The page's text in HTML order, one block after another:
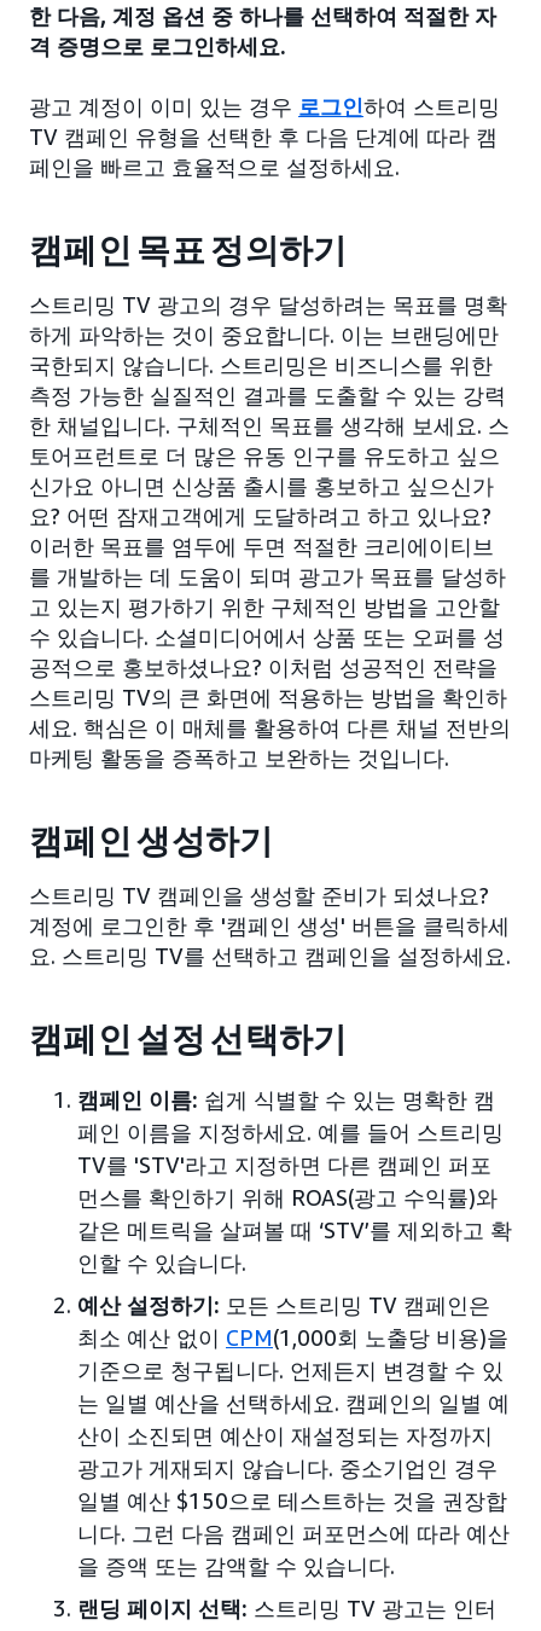
한 다음, 계정 옵션 중 하나를 선택하여 적절한 자
격 증명으로 로그인하세요.
광고 계정이 이미 있는 경우 로그인하여 스트리밍
TV 캠페인 유형을 선택한 후 다음 단계에 따라 캠
페인을 빠르고 효율적으로 설정하세요.
캠페인 목표 정의하기
스트리밍 TV 광고의 경우 달성하려는 목표를 명확
하게 파악하는 것이 중요합니다. 이는 브랜딩에만
국한되지 않습니다. 스트리밍은 비즈니스를 위한
측정 가능한 실질적인 결과를 도출할 수 있는 강력
한 채널입니다. 구체적인 목표를 생각해 보세요. 스
토어프런트로 더 많은 유동 인구를 유도하고 싶으
신가요 아니면 신상품 출시를 홍보하고 싶으신가
요? 어떤 잠재고객에게 도달하려고 하고 있나요?
이러한 목표를 염두에 두면 적절한 크리에이티브
를 개발하는 데 도움이 되며 광고가 목표를 달성하
고 있는지 평가하기 위한 구체적인 방법을 고안할
수 있습니다. 소셜미디어에서 상품 또는 오퍼를 성
공적으로 홍보하셨나요? 이처럼 성공적인 전략을
스트리밍 TV의 큰 화면에 적용하는 방법을 확인하
세요. 핵심은 이 매체를 활용하여 다른 채널 전반의
마케팅 활동을 증폭하고 보완하는 것입니다.
캠페인 생성하기
스트리밍 TV 캠페인을 생성할 준비가 되셨나요?
계정에 로그인한 후 '캠페인 생성' 버튼을 클릭하세
요. 스트리밍 TV를 선택하고 캠페인을 설정하세요.
캠페인 설정 선택하기
캠페인 이름: 쉽게 식별할 수 있는 명확한 캠
페인 이름을 지정하세요. 예를 들어 스트리밍
TV를 'STV'라고 지정하면 다른 캠페인 퍼포
먼스를 확인하기 위해 ROAS(광고 수익률)와
같은 메트릭을 살펴볼 때 ‘STV’를 제외하고 확
인할 수 있습니다.
예산 설정하기: 모든 스트리밍 TV 캠페인은
최소 예산 없이 CPM(1,000회 노출당 비용)을
기준으로 청구됩니다. 언제든지 변경할 수 있
는 일별 예산을 선택하세요. 캠페인의 일별 예
산이 소진되면 예산이 재설정되는 자정까지
광고가 게재되지 않습니다. 중소기업인 경우
일별 예산 $150으로 테스트하는 것을 권장합
니다. 그런 다음 캠페인 퍼포먼스에 따라 예산
을 증액 또는 감액할 수 있습니다.
랜딩 페이지 선택: 스트리밍 TV 광고는 인터